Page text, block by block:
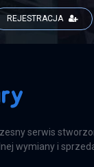
REJESTRACJA
serwis
wymiany i